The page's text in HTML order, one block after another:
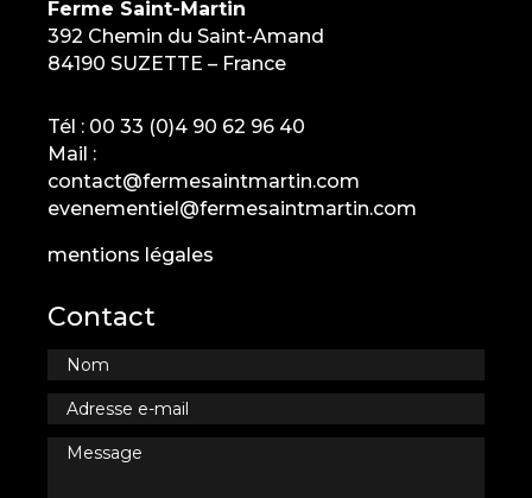
Ferme Saint-Martin
392 Chemin du Saint-Amand
84190 SUZETTE – France
Tél : 00 33 (0)4 90 62 96 40
Mail :
contact@fermesaintmartin.com
evenementiel@fermesaintmartin.com
mentions légales
Contact